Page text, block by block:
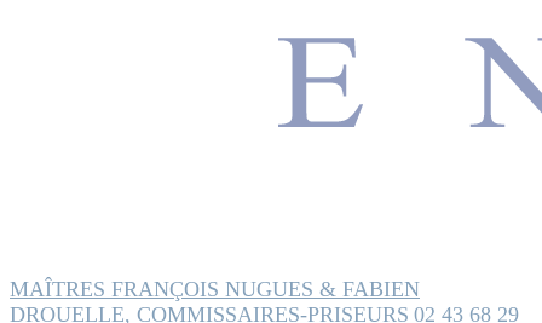
MAÎTRES FRANÇOIS NUGUES & FABIEN
DROUELLE, COMMISSAIRES-PRISEURS 02 43 68 29